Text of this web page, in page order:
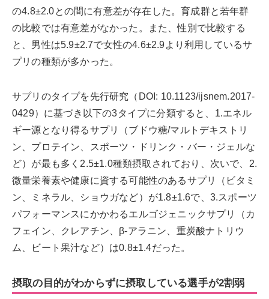
の4.8±2.0との間に有意差が存在した。育成群と若年群
の比較では有意差がなかった。また、性別で比較する
と、男性は5.9±2.7で女性の4.6±2.9より利用しているサ
プリの種類が多かった。
サプリのタイプを先行研究（DOI: 10.1123/ijsnem.2017-
0429）に基づき以下の3タイプに分類すると、1.エネル
ギー源となり得るサプリ（ブドウ糖/マルトデキストリ
ン、プロテイン、スポーツ・ドリンク・バー・ジェルな
ど）が最も多く2.5±1.0種類摂取されており、次いで、2.
微量栄養素や健康に資する可能性のあるサプリ（ビタミ
ン、ミネラル、ショウガなど）が1.8±1.6で、3.スポーツ
パフォーマンスにかかわるエルゴジェニックサプリ（カ
フェイン、クレアチン、β-アラニン、重炭酸ナトリウ
ム、ビート果汁など）は0.8±1.4だった。
摂取の目的がわからずに摂取している選手が2割弱